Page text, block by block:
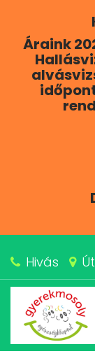
Áraink
Hivás
RÓLUNK
KAPCSOLAT